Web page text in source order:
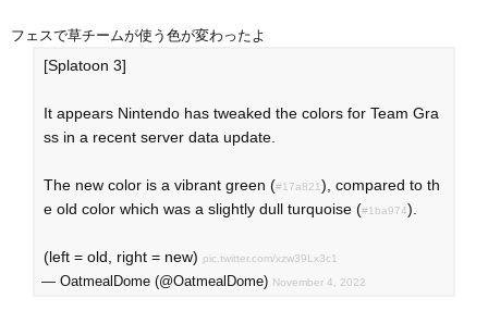
フェスで草チームが使う色が変わったよ
[Splatoon 3]
It appears Nintendo has tweaked the colors for Team Gra
ss in a recent server data update.
The new color is a vibrant green (#17a821 ), compared to th
e old color which was a slightly dull turquoise (#1ba974).
(left = old, right = new) pic.twitter.com/xzw39Lx3c1
— OatmealDome (@OatmealDome) November 4, 2022